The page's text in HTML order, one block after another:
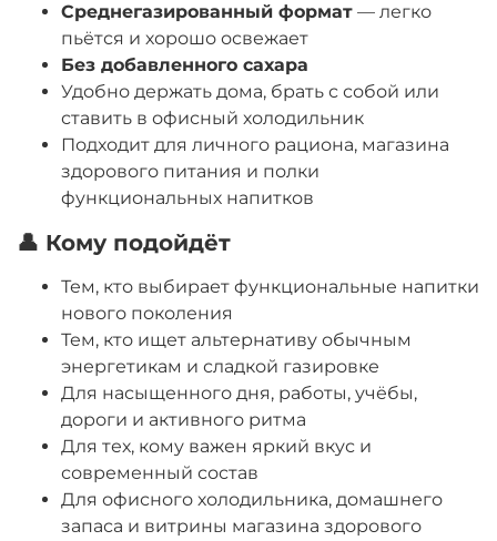
Среднегазированный формат — легко
пьётся и хорошо освежает
Без добавленного сахара
Удобно держать дома, брать с собой или
ставить в офисный холодильник
Подходит для личного рациона, магазина
здорового питания и полки
функциональных напитков
👤 Кому подойдёт
Тем, кто выбирает функциональные напитки
нового поколения
Тем, кто ищет альтернативу обычным
энергетикам и сладкой газировке
Для насыщенного дня, работы, учёбы,
дороги и активного ритма
Для тех, кому важен яркий вкус и
современный состав
Для офисного холодильника, домашнего
запаса и витрины магазина здорового